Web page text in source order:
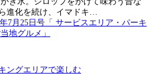
進化を続け、イマドキ…
ングエリアで楽しむ